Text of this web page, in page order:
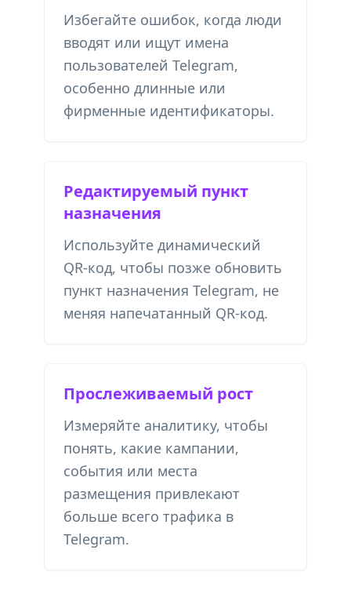
Избегайте ошибок, когда люди
вводят или ищут имена
пользователей Telegram,
особенно длинные или
фирменные идентификаторы.
Редактируемый пункт
назначения
Используйте динамический
QR-код, чтобы позже обновить
пункт назначения Telegram, не
меняя напечатанный QR-код.
Прослеживаемый рост
Измеряйте аналитику, чтобы
понять, какие кампании,
события или места
размещения привлекают
больше всего трафика в
Telegram.